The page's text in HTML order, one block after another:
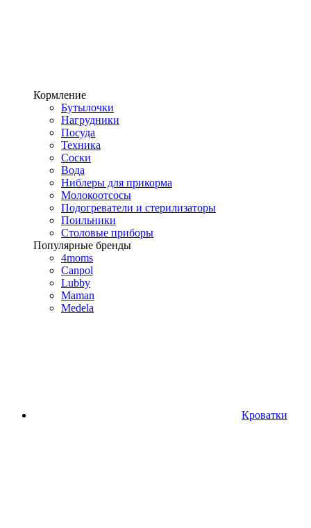
Кормление
Бутылочки
Нагрудники
Посуда
Техника
Соски
Вода
Ниблеры для прикорма
Молокоотсосы
Подогреватели и стерилизаторы
Поильники
Столовые приборы
Популярные бренды
4moms
Canpol
Lubby
Maman
Medela
Кроватки